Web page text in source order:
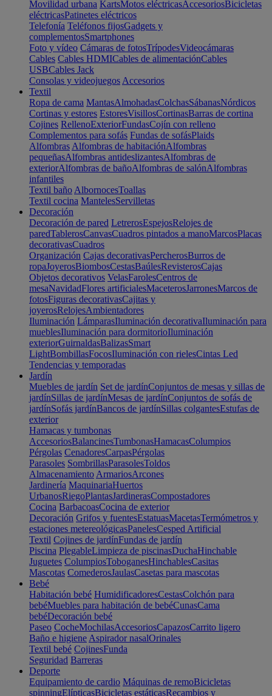
Movilidad urbana KartsMotos eléctricasAccesoriosBicicletas
eléctricasPatinetes eléctricos
Telefonía Teléfonos fijosGadgets y
complementosSmartphones
Foto y vídeo Cámaras de fotosTrípodesVideocámaras
Cables Cables HDMICables de alimentaciónCables
USBCables Jack
Consolas y videojuegos Accesorios
Textil
Ropa de cama MantasAlmohadasColchasSábanasNórdicos
Cortinas y estores EstoresVisillosCortinasBarras de cortina
Cojines RellenoExteriorFundasCojín con relleno
Complementos para sofás Fundas de sofásPlaids
Alfombras Alfombras de habitaciónAlfombras
pequeñasAlfombras antideslizantesAlfombras de
exteriorAlfombras de bañoAlfombras de salónAlfombras
infantiles
Textil baño AlbornocesToallas
Textil cocina MantelesServilletas
Decoración
Decoración de pared LetrerosEspejosRelojes de
paredTablerosCanvasCuadros pintados a manoMarcosPlacas
decorativasCuadros
Organización Cajas decorativasPercherosBurros de
ropaJoyerosBiombosCestasBaúlesRevisterosCajas
Objetos decorativos VelasFarolesCentros de
mesaNavidadFlores artificialesMaceterosJarronesMarcos de
fotosFiguras decorativasCajitas y
joyerosRelojesAmbientadores
Iluminación LámparasIluminación decorativaIluminación para
mueblesIluminación para dormitorioIluminación
exteriorGuirnaldasBalizasSmart
LightBombillasFocosIluminación con rielesCintas Led
Tendencias y temporadas
Jardín
Muebles de jardín Set de jardínConjuntos de mesas y sillas de
jardínSillas de jardínMesas de jardínConjuntos de sofás de
jardínSofás jardínBancos de jardínSillas colgantesEstufas de
exterior
Hamacas y tumbonas
AccesoriosBalancinesTumbonasHamacasColumpios
Pérgolas CenadoresCarpasPérgolas
Parasoles SombrillasParasolesToldos
Almacenamiento ArmariosArcones
Jardinería MaquinariaHuertos
UrbanosRiegoPlantasJardinerasCompostadores
Cocina BarbacoasCocina de exterior
Decoración Grifos y fuentesEstatuasMacetasTermómetros y
estaciones metereológicasPanelesCesped Artificial
Textil Cojines de jardínFundas de jardín
Piscina PlegableLimpieza de piscinasDuchaHinchable
Juguetes ColumpiosToboganesHinchablesCasitas
Mascotas ComederosJaulasCasetas para mascotas
Bebé
Habitación bebé HumidificadoresCestasColchón para
bebéMuebles para habitación de bebéCunasCama
bebéDecoración bebé
Paseo CocheMochilasAccesoriosCapazosCarrito ligero
Baño e higiene Aspirador nasalOrinales
Textil bebé CojinesFunda
Seguridad Barreras
Deporte
Equipamiento de cardio Máquinas de remoBicicletas
spinningElípticasBicicletas estáticasRecambios y